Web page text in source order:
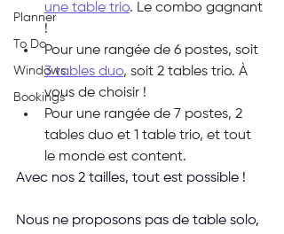
Planner
To Do
Windows
Bookings
une table trio. Le combo gagnant
!
Pour une rangée de 6 postes, soit
3 tables duo, soit 2 tables trio. À
vous de choisir !
Pour une rangée de 7 postes, 2
tables duo et 1 table trio, et tout
le monde est content.
Avec nos 2 tailles, tout est possible !
Nous ne proposons pas de table solo,